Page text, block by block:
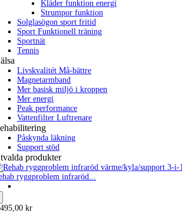
Kläder funktion energi
Strumpor funktion
Solglasögon sport fritid
Sport Funktionell träning
Sportnät
Tennis
Livskvalitét Må-bättre
Magnetarmband
Mer basisk miljö i kroppen
Mer energi
Peak performance
Vattenfilter Luftrenare
Påskynda läkning
Support stöd
produkter
ryggproblem infraröd...
kr